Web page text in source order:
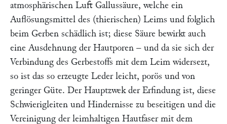
atmosphärischen Luft Gallussäure, welche ein
Auflösungsmittel des (thierischen) Leims und folglich
beim Gerben schädlich ist; diese Säure bewirkt auch
eine Ausdehnung der Hautporen – und da sie sich der
Verbindung des Gerbestoffs mit dem Leim widersezt,
so ist das so erzeugte Leder leicht, porös und von
geringer Güte. Der Hauptzwek der Erfindung ist, diese
Schwierigleiten und Hindernisse zu beseitigen und die
Vereinigung der leimhaltigen Hautfaser mit dem